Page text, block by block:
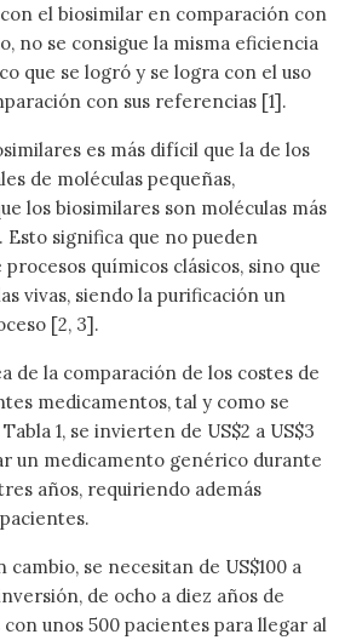
el biosimilar en comparación con
no se consigue la misma eficiencia
que se logró y se logra con el uso
con sus referencias [1].
es más difícil que la de los
de moléculas pequeñas,
los biosimilares son moléculas más
Esto significa que no pueden
químicos clásicos, sino que
vivas, siendo la purificación un
[2, 3].
de la comparación de los costes de
medicamentos, tal y como se
1, se invierten de US$2 a US$3
un medicamento genérico durante
años, requiriendo además
cambio, se necesitan de US$100 a
de ocho a diez años de
unos 500 pacientes para llegar al